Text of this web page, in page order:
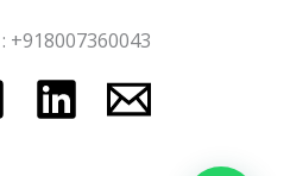
+918007360043